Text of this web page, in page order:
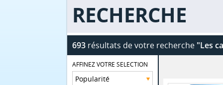
RECHERCHE
693résultats de votre recherche "Les
AFFINEZ VOTRE SELECTION